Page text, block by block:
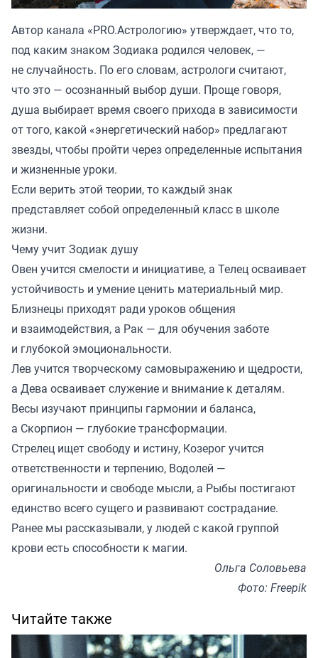
Автор канала «PRO.Астрологию» утверждает, что то,
под каким знаком Зодиака родился человек, —
не случайность. По его словам, астрологи считают,
что это — осознанный выбор души. Проще говоря,
душа выбирает время своего прихода в зависимости
от того, какой «энергетический набор» предлагают
звезды, чтобы пройти через определенные испытания
и жизненные уроки.
Если верить этой теории, то каждый знак
представляет собой определенный класс в школе
жизни.
Чему учит Зодиак душу
Овен учится смелости и инициативе, а Телец осваивает
устойчивость и умение ценить материальный мир.
Близнецы приходят ради уроков общения
и взаимодействия, а Рак — для обучения заботе
и глубокой эмоциональности.
Лев учится творческому самовыражению и щедрости,
а Дева осваивает служение и внимание к деталям.
Весы изучают принципы гармонии и баланса,
а Скорпион — глубокие трансформации.
Стрелец ищет свободу и истину, Козерог учится
ответственности и терпению, Водолей —
оригинальности и свободе мысли, а Рыбы постигают
единство всего сущего и развивают сострадание.
Ранее мы рассказывали, у людей с какой группой
крови есть способности к магии.
Ольга Соловьева
Фото: Freepik
Читайте также